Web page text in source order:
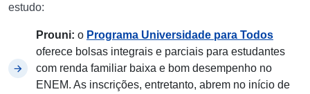
estudo:
Prouni: o Programa Universidade para Todos
oferece bolsas integrais e parciais para estudantes
com renda familiar baixa e bom desempenho no
ENEM. As inscrições, entretanto, abrem no início de